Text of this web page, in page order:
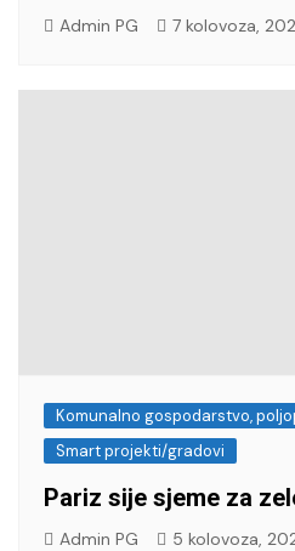
Admin PG 7 kolovoza,
Komunalno gospodarstvo,
Smart projekti/gradovi
Pariz sije sjeme za
Admin PG 5 kolovoza,